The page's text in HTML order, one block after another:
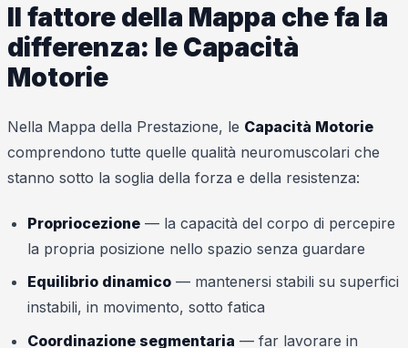
Il fattore della Mappa che fa la
differenza: le Capacità
Motorie
Nella Mappa della Prestazione, le Capacità Motorie
comprendono tutte quelle qualità neuromuscolari che
stanno sotto la soglia della forza e della resistenza:
Propriocezione— la capacità del corpo di percepire
la propria posizione nello spazio senza guardare
Equilibrio dinamico— mantenersi stabili su superfici
instabili, in movimento, sotto fatica
Coordinazione segmentaria — far lavorare in